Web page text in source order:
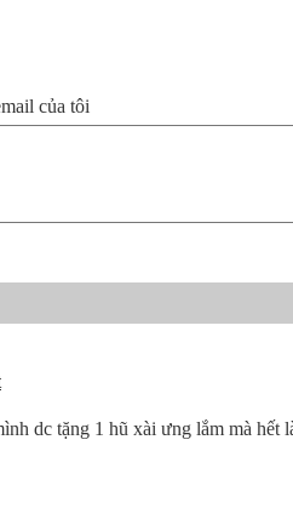
của tôi
dc tặng 1 hũ xài ưng lắm mà hết